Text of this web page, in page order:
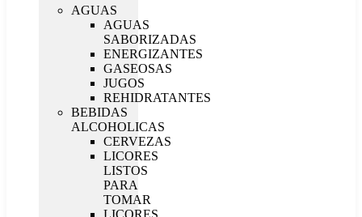
AGUAS
AGUAS
SABORIZADAS
ENERGIZANTES
GASEOSAS
JUGOS
REHIDRATANTES
BEBIDAS
ALCOHOLICAS
CERVEZAS
LICORES
LISTOS
PARA
TOMAR
LICORES